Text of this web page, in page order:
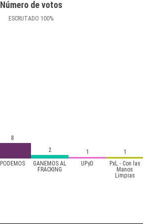
Número de votos
ESCRUTADO 100%
PODEMOS
GANEMOS AL
FRACKING
UPyD
PxL - Con las
Manos
Limpias
8
2
1 1